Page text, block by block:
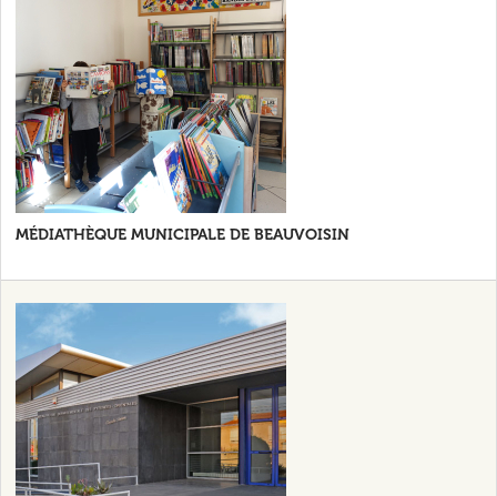
MÉDIATHÈQUE MUNICIPALE DE BEAUVOISIN